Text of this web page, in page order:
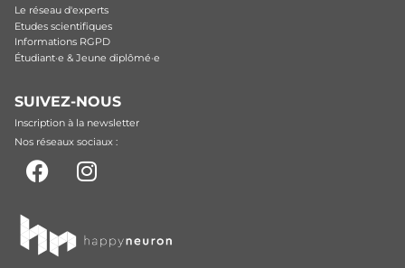
Le réseau d'experts
Etudes scientifiques
Informations RGPD
Étudiant·e & Jeune diplômé·e
SUIVEZ-NOUS
Inscription à la newsletter
Nos réseaux sociaux :